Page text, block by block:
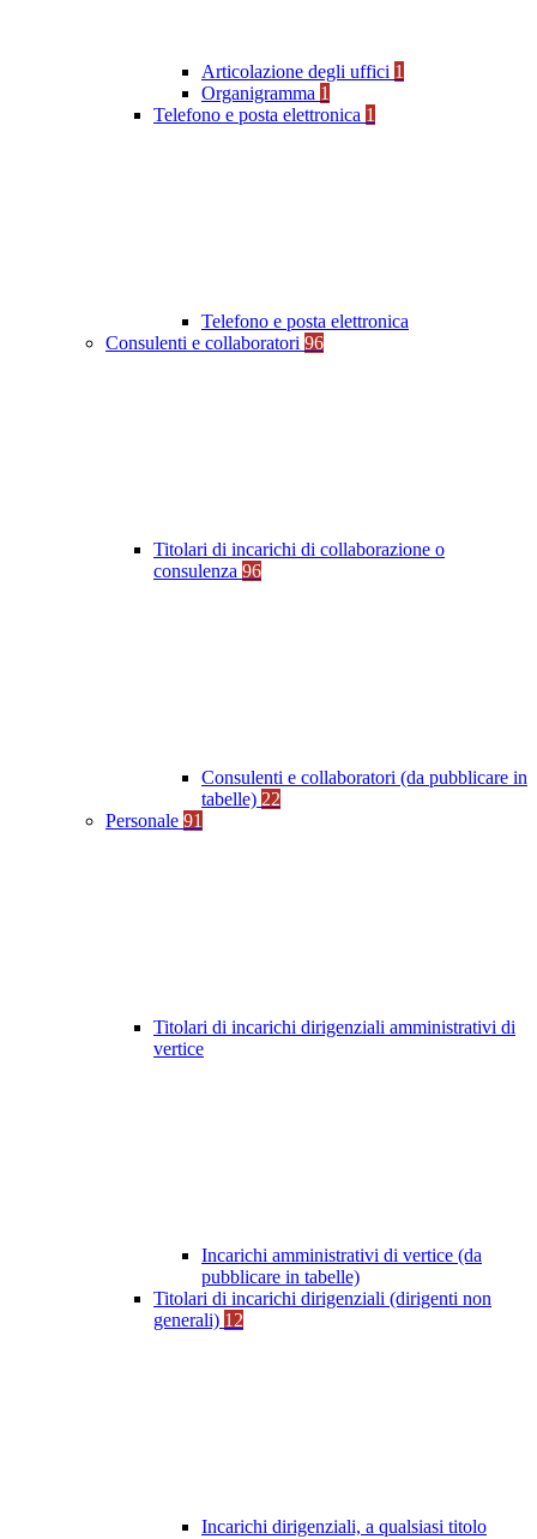
Articolazione degli uffici 1
Organigramma 1
Telefono e posta elettronica 1
Telefono e posta elettronica
Consulenti e collaboratori 96
Titolari di incarichi di collaborazione o
consulenza 96
Consulenti e collaboratori (da pubblicare in
tabelle) 22
Personale 91
Titolari di incarichi dirigenziali amministrativi di
vertice
Incarichi amministrativi di vertice (da
pubblicare in tabelle)
Titolari di incarichi dirigenziali (dirigenti non
generali) 12
Incarichi dirigenziali, a qualsiasi titolo